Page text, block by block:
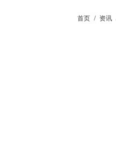
首页 / 资讯